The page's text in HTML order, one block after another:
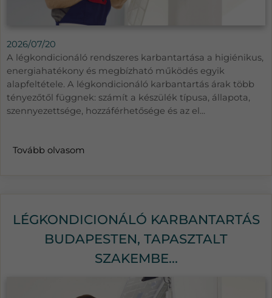
2026/07/20
A légkondicionáló rendszeres karbantartása a higiénikus,
energiahatékony és megbízható működés egyik
alapfeltétele. A légkondicionáló karbantartás árak több
tényezőtől függnek: számít a készülék típusa, állapota,
szennyezettsége, hozzáférhetősége és az el...
Tovább olvasom
LÉGKONDICIONÁLÓ KARBANTARTÁS
BUDAPESTEN, TAPASZTALT
SZAKEMBE...